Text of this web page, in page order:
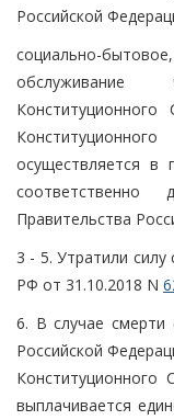
Российской
социально-
обслуживание
осуществляется в
Правительства
3 - 5. Утратили силу
РФ от 31.10.2018 N
6. В случае смерти
Российской
Конституционного
выплачивается